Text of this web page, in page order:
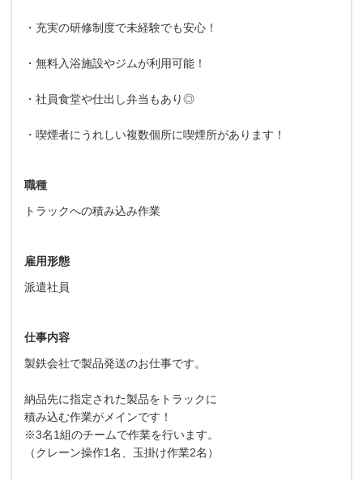
・充実の研修制度で未経験でも安心！
・無料入浴施設やジムが利用可能！
・社員食堂や仕出し弁当もあり◎
・喫煙者にうれしい複数個所に喫煙所があります！
職種
トラックへの積み込み作業
雇用形態
派遣社員
仕事内容
製鉄会社で製品発送のお仕事です。
納品先に指定された製品をトラックに
積み込む作業がメインです！
※3名1組のチームで作業を行います。
（クレーン操作1名、玉掛け作業2名）